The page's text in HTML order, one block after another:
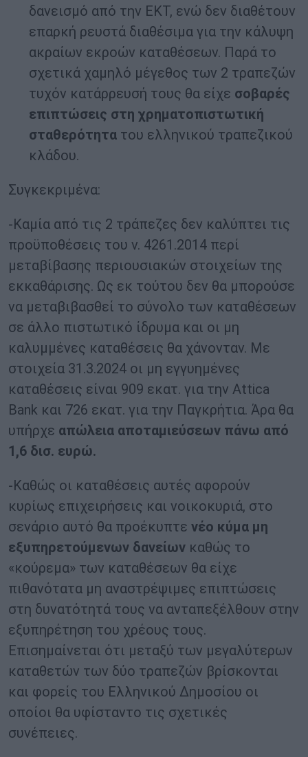
δανεισμό από την ΕΚΤ, ενώ δεν διαθέτουν
επαρκή ρευστά διαθέσιμα για την κάλυψη
ακραίων εκροών καταθέσεων. Παρά το
σχετικά χαμηλό μέγεθος των 2 τραπεζών
τυχόν κατάρρευσή τους θα είχε σοβαρές
επιπτώσεις στη χρηματοπιστωτική
σταθερότητα του ελληνικού τραπεζικού
κλάδου.
Συγκεκριμένα:
-Καμία από τις 2 τράπεζες δεν καλύπτει τις
προϋποθέσεις του ν. 4261.2014 περί
μεταβίβασης περιουσιακών στοιχείων της
εκκαθάρισης. Ως εκ τούτου δεν θα μπορούσε
να μεταβιβασθεί το σύνολο των καταθέσεων
σε άλλο πιστωτικό ίδρυμα και οι μη
καλυμμένες καταθέσεις θα χάνονταν. Με
στοιχεία 31.3.2024 οι μη εγγυημένες
καταθέσεις είναι 909 εκατ. για την Attica
Bank και 726 εκατ. για την Παγκρήτια. Άρα θα
υπήρχε απώλεια αποταμιεύσεων πάνω από
1,6 δισ. ευρώ.
-Καθώς οι καταθέσεις αυτές αφορούν
κυρίως επιχειρήσεις και νοικοκυριά, στο
σενάριο αυτό θα προέκυπτε νέο κύμα μη
εξυπηρετούμενων δανείων καθώς το
«κούρεμα» των καταθέσεων θα είχε
πιθανότατα μη αναστρέψιμες επιπτώσεις
στη δυνατότητά τους να ανταπεξέλθουν στην
εξυπηρέτηση του χρέους τους.
Επισημαίνεται ότι μεταξύ των μεγαλύτερων
καταθετών των δύο τραπεζών βρίσκονται
και φορείς του Ελληνικού Δημοσίου οι
οποίοι θα υφίσταντο τις σχετικές
συνέπειες.